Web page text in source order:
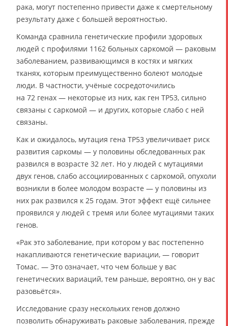
рака, могут постепенно привести даже к смертельному
результату даже с большей вероятностью.
Команда сравнила генетические профили здоровых
людей с профилями 1162 больных саркомой — раковым
заболеванием, развивающимся в костях и мягких
тканях, которым преимущественно болеют молодые
люди. В частности, учёные сосредоточились
на 72 генах — некоторые из них, как ген TP53, сильно
связаны с саркомой — и других, которые слабо с ней
связаны.
Как и ожидалось, мутация гена TP53 увеличивает риск
развития саркомы — у половины обследованных рак
развился в возрасте 32 лет. Но у людей с мутациями
двух генов, слабо ассоциированных с саркомой, опухоли
возникли в более молодом возрасте — у половины из
них рак развился к 25 годам. Этот эффект ещё сильнее
проявился у людей с тремя или более мутациями таких
генов.
«Рак это заболевание, при котором у вас постепенно
накапливаются генетические вариации, — говорит
Томас. — Это означает, что чем больше у вас
генетических вариаций, тем раньше, вероятно, он у вас
разовьётся».
Исследование сразу нескольких генов должно
позволить обнаруживать раковые заболевания, прежде